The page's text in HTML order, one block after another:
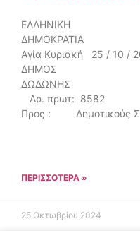
ΕΛΛΗΝΙΚΗ
Αγία Κυριακή 25 / 10
ΔΗΜΟΣ
Αρ.
Προς : Δημοτικούς
ΠΕΡΙΣΣΌΤΕΡΑ »
25 Οκτωβρίου 2024